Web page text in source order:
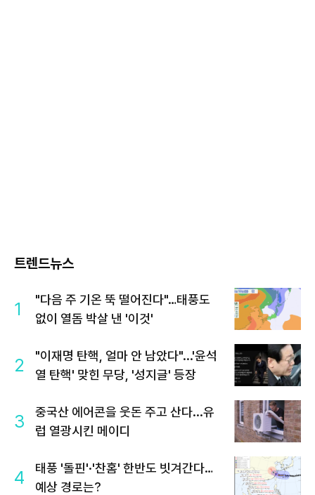
트렌드뉴스
1
"다음 주 기온 뚝 떨어진다"…태풍도
없이 열돔 박살 낸 '이것'
2
"이재명 탄핵, 얼마 안 남았다"...'윤석
열 탄핵' 맞힌 무당, '성지글' 등장
3
중국산 에어콘을 웃돈 주고 산다...유
럽 열광시킨 메이디
4
태풍 '돌핀'·'찬홈' 한반도 빗겨간다…
예상 경로는?